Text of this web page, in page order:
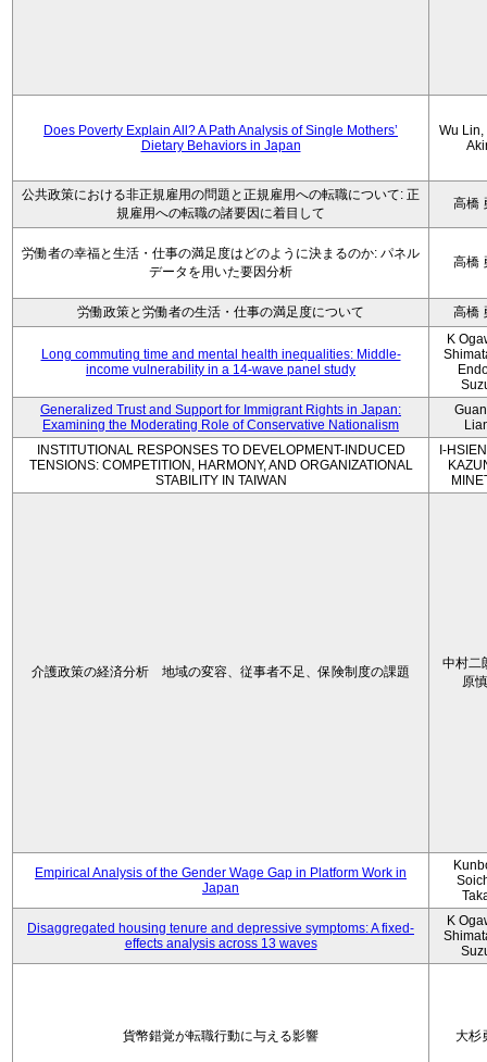
Does Poverty Explain All? A Path Analysis of Single Mothers’
Dietary Behaviors in Japan
Wu Lin,
公共政策における非正規雇用の問題と正規雇用への転職について: 正
規雇用への転職の諸要因に着目して
高橋
労働者の幸福と生活・仕事の満足度はどのように決まるのか: パネル
データを用いた要因分析
高橋
労働政策と労働者の生活・仕事の満足度について 高橋
Long commuting time and mental health inequalities: Middle-
income vulnerability in a 14-wave panel study
K
Generalized Trust and Support for Immigrant Rights in Japan:
Examining the Moderating Role of Conservative Nationalism
INSTITUTIONAL RESPONSES TO DEVELOPMENT-INDUCED
TENSIONS: COMPETITION, HARMONY, AND ORGANIZATIONAL
STABILITY IN TAIWAN
I-
介護政策の経済分析 地域の変容、従事者不足、保険制度の課題
中村二
原
Empirical Analysis of the Gender Wage Gap in Platform Work in
Japan
Disaggregated housing tenure and depressive symptoms: A fixed-
effects analysis across 13 waves
K
貨幣錯覚が転職行動に与える影響 大杉